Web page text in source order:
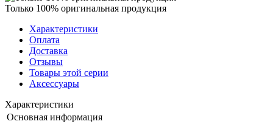
Только 100% оригинальная продукция
Характеристики
Оплата
Доставка
Отзывы
Товары этой серии
Аксессуары
Характеристики
Основная информация